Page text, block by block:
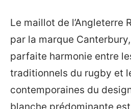
Le maillot de l’Angleterre
par la marque
parfaite harmonie entre
traditionnels du rugby et
contemporaines du
blanche prédominante